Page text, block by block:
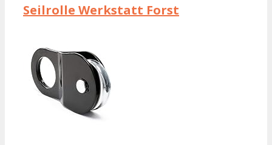
Seilrolle Werkstatt Forst